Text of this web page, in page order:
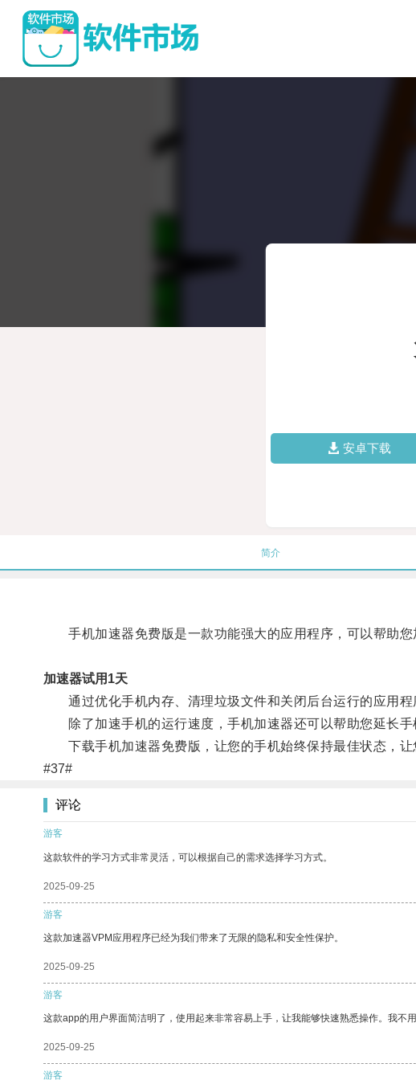
安卓下载
简介
手机加速器免费版是一款功能强大的应用程序，可以帮助您
加速器试用1天
通过优化手机内存、清理垃圾文件和关闭后台运行的应用程
除了加速手机的运行速度，手机加速器还可以帮助您延长手
下载手机加速器免费版，让您的手机始终保持最佳状态，让
#37#
评论
游客
这款软件的学习方式非常灵活，可以根据自己的需求选择学习方式。
2025-09-25
游客
这款加速器VPM应用程序已经为我们带来了无限的隐私和安全性保护。
2025-09-25
游客
这款app的用户界面简洁明了，使用起来非常容易上手，让我能够快速熟悉操作。我不
2025-09-25
游客